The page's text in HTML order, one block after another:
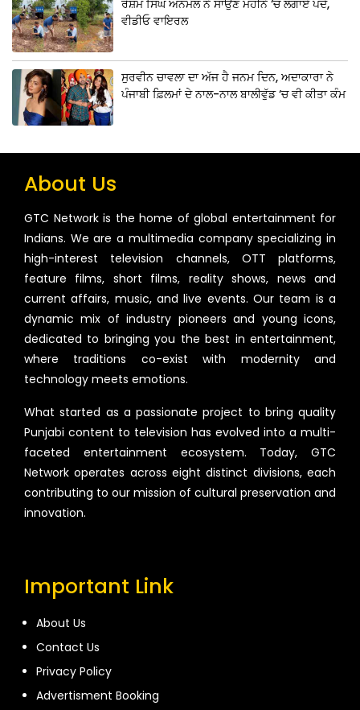
ਰੇਸ਼ਮ ਸਿੰਘ ਅਨਮੋਲ ਨੇ ਸਾਉਣ ਮਹੀਨੇ ‘ਚ ਲਗਾਏ ਪੌਦੇ,
ਵੀਡੀਓ ਵਾਇਰਲ
ਸੁਰਵੀਨ ਚਾਵਲਾ ਦਾ ਅੱਜ ਹੈ ਜਨਮ ਦਿਨ, ਅਦਾਕਾਰਾ ਨੇ
ਪੰਜਾਬੀ ਫ਼ਿਲਮਾਂ ਦੇ ਨਾਲ-ਨਾਲ ਬਾਲੀਵੁੱਡ ‘ਚ ਵੀ ਕੀਤਾ ਕੰਮ
About Us
GTC Network is the home of global entertainment for
Indians. We are a multimedia company specializing in
high-interest television channels, OTT platforms,
feature films, short films, reality shows, news and
current affairs, music, and live events. Our team is a
dynamic mix of industry pioneers and young icons,
dedicated to bringing you the best in entertainment,
where traditions co-exist with modernity and
technology meets emotions.
What started as a passionate project to bring quality
Punjabi content to television has evolved into a multi-
faceted entertainment ecosystem. Today, GTC
Network operates across eight distinct divisions, each
contributing to our mission of cultural preservation and
innovation.
Important Link
About Us
Contact Us
Privacy Policy
Advertisment Booking